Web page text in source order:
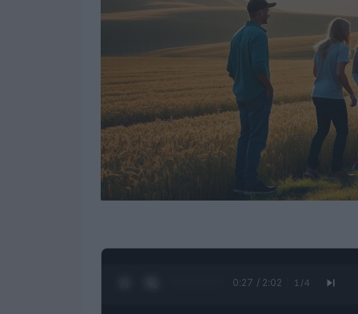
0:27 / 2:02 1 /4